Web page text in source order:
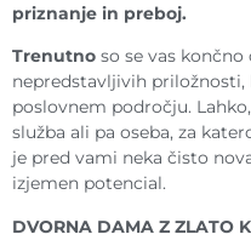
priznanje in preboj.
Trenutno so se vas
nepredstavljivih priložnosti,
poslovnem področju.
služba ali pa oseba, za
je pred vami neka čisto
izjemen potencial.
DVORNA DAMA Z ZLATO